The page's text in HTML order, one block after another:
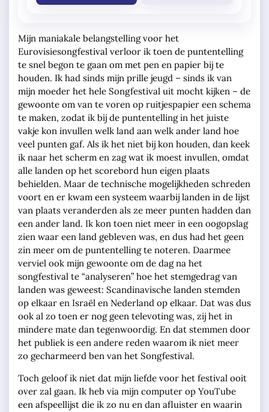
Mijn maniakale belangstelling voor het
Eurovisiesongfestival verloor ik toen de puntentelling
te snel begon te gaan om met pen en papier bij te
houden. Ik had sinds mijn prille jeugd – sinds ik van
mijn moeder het hele Songfestival uit mocht kijken – de
gewoonte om van te voren op ruitjespapier een schema
te maken, zodat ik bij de puntentelling in het juiste
vakje kon invullen welk land aan welk ander land hoe
veel punten gaf. Als ik het niet bij kon houden, dan keek
ik naar het scherm en zag wat ik moest invullen, omdat
alle landen op het scorebord hun eigen plaats
behielden. Maar de technische mogelijkheden schreden
voort en er kwam een systeem waarbij landen in de lijst
van plaats veranderden als ze meer punten hadden dan
een ander land. Ik kon toen niet meer in een oogopslag
zien waar een land gebleven was, en dus had het geen
zin meer om de puntentelling te noteren. Daarmee
verviel ook mijn gewoonte om de dag na het
songfestival te “analyseren” hoe het stemgedrag van
landen was geweest: Scandinavische landen stemden
op elkaar en Israël en Nederland op elkaar. Dat was dus
ook al zo toen er nog geen televoting was, zij het in
mindere mate dan tegenwoordig. En dat stemmen door
het publiek is een andere reden waarom ik niet meer
zo gecharmeerd ben van het Songfestival.
Toch geloof ik niet dat mijn liefde voor het festival ooit
over zal gaan. Ik heb via mijn computer op YouTube
een afspeellijst die ik zo nu en dan afluister en waarin